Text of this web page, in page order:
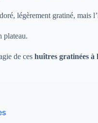
légèrement gratiné, mais
plateau.
de ces huîtres gratinées à